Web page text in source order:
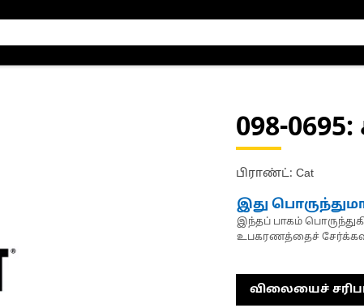
098-0695:
பிராண்ட்: Cat
இது
இந்தப் பாகம்
உபகரணத்தைச்
விலையைச்